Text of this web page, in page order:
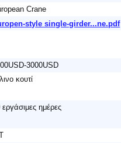
Crane
style single-girder...ne.pdf
3000USD
κουτί
εργάσιμες ημέρες